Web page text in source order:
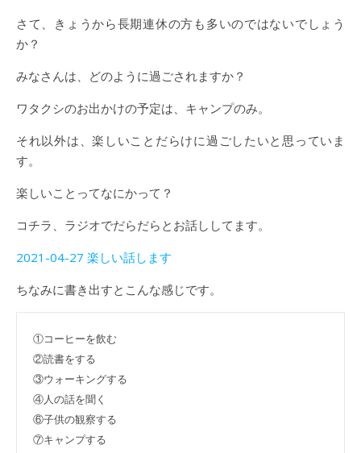
さて、きょうから長期連休の方も多いのではないでしょう
か？
みなさんは、どのように過ごされますか？
ワタクシのお出かけの予定は、キャンプのみ。
それ以外は、楽しいことだらけに過ごしたいと思っていま
す。
楽しいことってなにかって？
コチラ、ラジオでだらだらとお話ししてます。
2021-04-27 楽しい話します
ちなみに書き出すとこんな感じです。
①コーヒーを飲む
②読書をする
③ウォーキングする
④人の話を聞く
⑥子供の観察する
⑦キャンプする